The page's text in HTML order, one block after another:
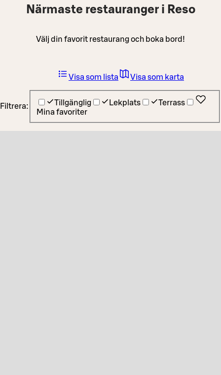
Närmaste restauranger i Reso
Välj din favorit restaurang och boka bord!
Filtrera: Tillgänglig Lekplats
Terrass
Mina favoriter
Visa som lista Visa som karta